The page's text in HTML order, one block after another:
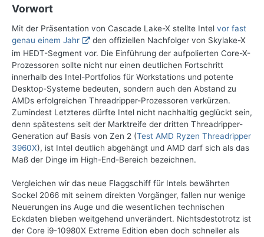
Vorwort
Mit der Präsentation von Cascade Lake-X stellte Intel vor fast
genau einem Jahr
den offiziellen Nachfolger von Skylake-X
im HEDT-Segment vor. Die Einführung der aufpolierten Core-X-
Prozessoren sollte nicht nur einen deutlichen Fortschritt
innerhalb des Intel-Portfolios für Workstations und potente
Desktop-Systeme bedeuten, sondern auch den Abstand zu
AMDs erfolgreichen Threadripper-Prozessoren verkürzen.
Zumindest Letzteres dürfte Intel nicht nachhaltig geglückt sein,
denn spätestens seit der Marktreife der dritten Threadripper-
Generation auf Basis von Zen 2 (Test AMD Ryzen Threadripper
3960X), ist Intel deutlich abgehängt und AMD darf sich als das
Maß der Dinge im High-End-Bereich bezeichnen.
Vergleichen wir das neue Flaggschiff für Intels bewährten
Sockel 2066 mit seinem direkten Vorgänger, fallen nur wenige
Neuerungen ins Auge und die wesentlichen technischen
Eckdaten blieben weitgehend unverändert. Nichtsdestotrotz ist
der Core i9-10980X Extreme Edition eben doch schneller als